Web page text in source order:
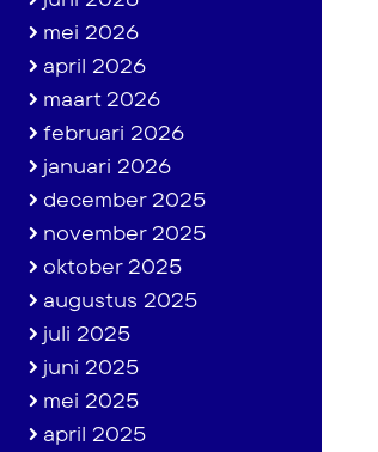
mei 2026
april 2026
maart 2026
februari 2026
januari 2026
december 2025
november 2025
oktober 2025
augustus 2025
juli 2025
juni 2025
mei 2025
april 2025